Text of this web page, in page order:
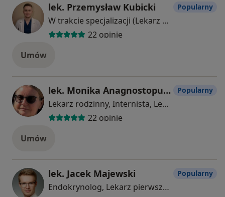
lek. Przemysław Kubicki
W trakcie specjalizacji (Lekarz rodzinny), Lekarz pierwszego kontaktu
22 opinie
Popularny
Umów
lek. Monika Anagnostopulu
Lekarz rodzinny, Internista, Lekarz pierwszego kontaktu
22 opinie
Popularny
Umów
lek. Jacek Majewski
Endokrynolog, Lekarz pierwszego kontaktu
Popularny